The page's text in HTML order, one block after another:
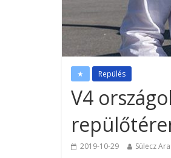
★ Repülés
V4
2019-10-29 Sülecz